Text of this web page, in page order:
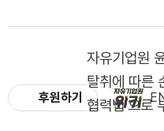
후원하기
자유기업원
탈취에 따른
협력법’으로